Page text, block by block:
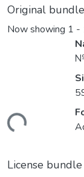
Original bundle
Now showing 1 -
License bundle